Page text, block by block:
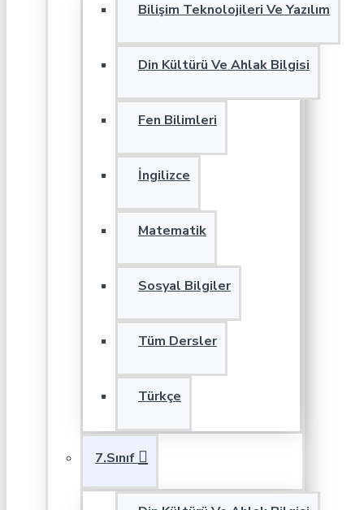
Bilişim Teknolojileri Ve Yazılım
Din Kültürü Ve Ahlak Bilgisi
Fen Bilimleri
İngilizce
Matematik
Sosyal Bilgiler
Tüm Dersler
Türkçe
7.Sınıf